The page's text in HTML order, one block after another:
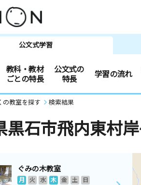
公文式学習
教科・教材
ごとの特長
公文式の
特長
学習の流れ
の教室を探す 検索結果
黒石市飛内東村岸
ぐみの木教室
月 火 水 木 金 土
日